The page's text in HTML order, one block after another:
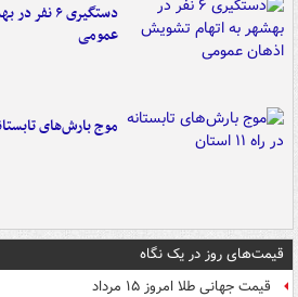
دستگیری ۶
عمومی
موج بارش‌های تابستانه در
قیمت‌های روز در یک نگاه
قیمت جهانی طلا امروز ۱۵ مرداد